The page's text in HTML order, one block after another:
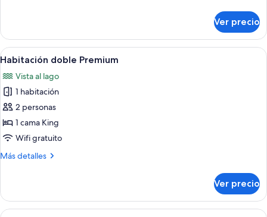
triple
estándar
Ver precio
Abrir
todas
las
fotos
de
Habitación
doble
Habitación de hotel con cama,
9
Habitación doble Premium
Vista al lago
1 habitación
2 personas
1 cama King
Wifi gratuito
Más detalles
Más
doble
Premium
Ver precio
Una cama bien hecha con colcha